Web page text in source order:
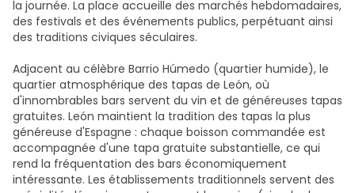
la journée. La place accueille des marchés hebdomadaires,
des festivals et des événements publics, perpétuant ainsi
des traditions civiques séculaires.
Adjacent au célèbre Barrio Húmedo (quartier humide), le
quartier atmosphérique des tapas de León, où
d'innombrables bars servent du vin et de généreuses tapas
gratuites. León maintient la tradition des tapas la plus
généreuse d'Espagne : chaque boisson commandée est
accompagnée d'une tapa gratuite substantielle, ce qui
rend la fréquentation des bars économiquement
intéressante. Les établissements traditionnels servent des